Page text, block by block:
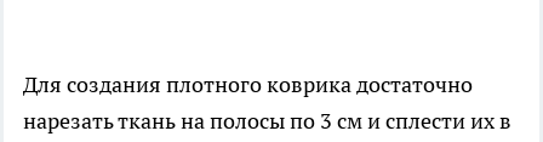
Для создания плотного коврика достаточно
нарезать ткань на полосы по 3 см и сплести их в